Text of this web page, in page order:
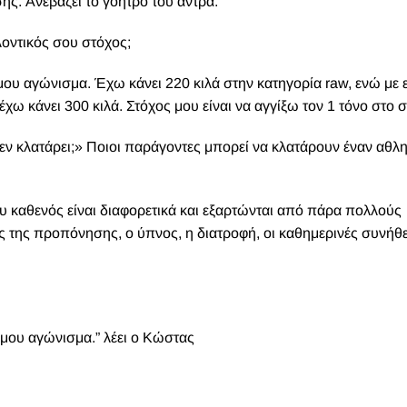
σου στόχος;
αγώνισμα. Έχω κάνει 220 κιλά στην κατηγορία raw, ενώ με
κάνει 300 κιλά. Στόχος μου είναι να αγγίξω τον 1 τόνο στο
Ποιοι παράγοντες μπορεί να κλατάρουν έναν
είναι διαφορετικά και εξαρτώνται από πάρα πολλούς
της προπόνησης, ο ύπνος, η διατροφή, οι καθημερινές
μου αγώνισμα.” λέει ο Κώστας